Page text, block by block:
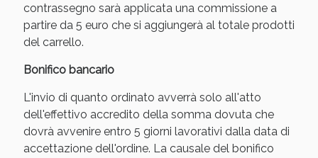
contrassegno sarà applicata una commissione a
partire da 5 euro che si aggiungerà al totale prodotti
del carrello.
Bonifico bancario
L'invio di quanto ordinato avverrà solo all'atto
dell'effettivo accredito della somma dovuta che
dovrà avvenire entro 5 giorni lavorativi dalla data di
accettazione dell'ordine. La causale del bonifico
Sconto fino al 55% disponibile oggi!